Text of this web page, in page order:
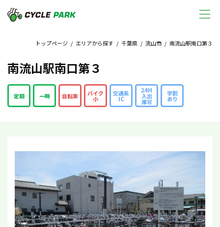
トップページ / エリアから探す / 千葉県 / 流山市 / 南流山駅南口第３
南流山駅南口第３
定期 一時 自転車 バイク
小
交通系
IC
24H
入出
庫可
学割
あり